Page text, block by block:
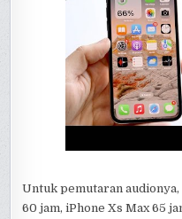
Untuk pemutaran
60 jam, iPhone Xs Max 65